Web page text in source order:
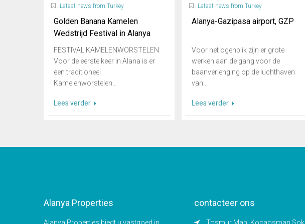
Latest news from Turkey
Golden Banana Kamelen
Wedstrijd Festival in Alanya
FESTIVAL KAMELENWORSTELEN
Voor de eerste keer in Alana is er
een traditioneel
Kamelenworstelen...
Lees verder
Latest news from Turkey
Alanya-Gazipasa airport, GZP
Voor het ogenblik zijn er grote
werken aan de gang voor de
baanverlenging op de luchthaven
van...
Lees verder
Alanya Properties contacteer ons